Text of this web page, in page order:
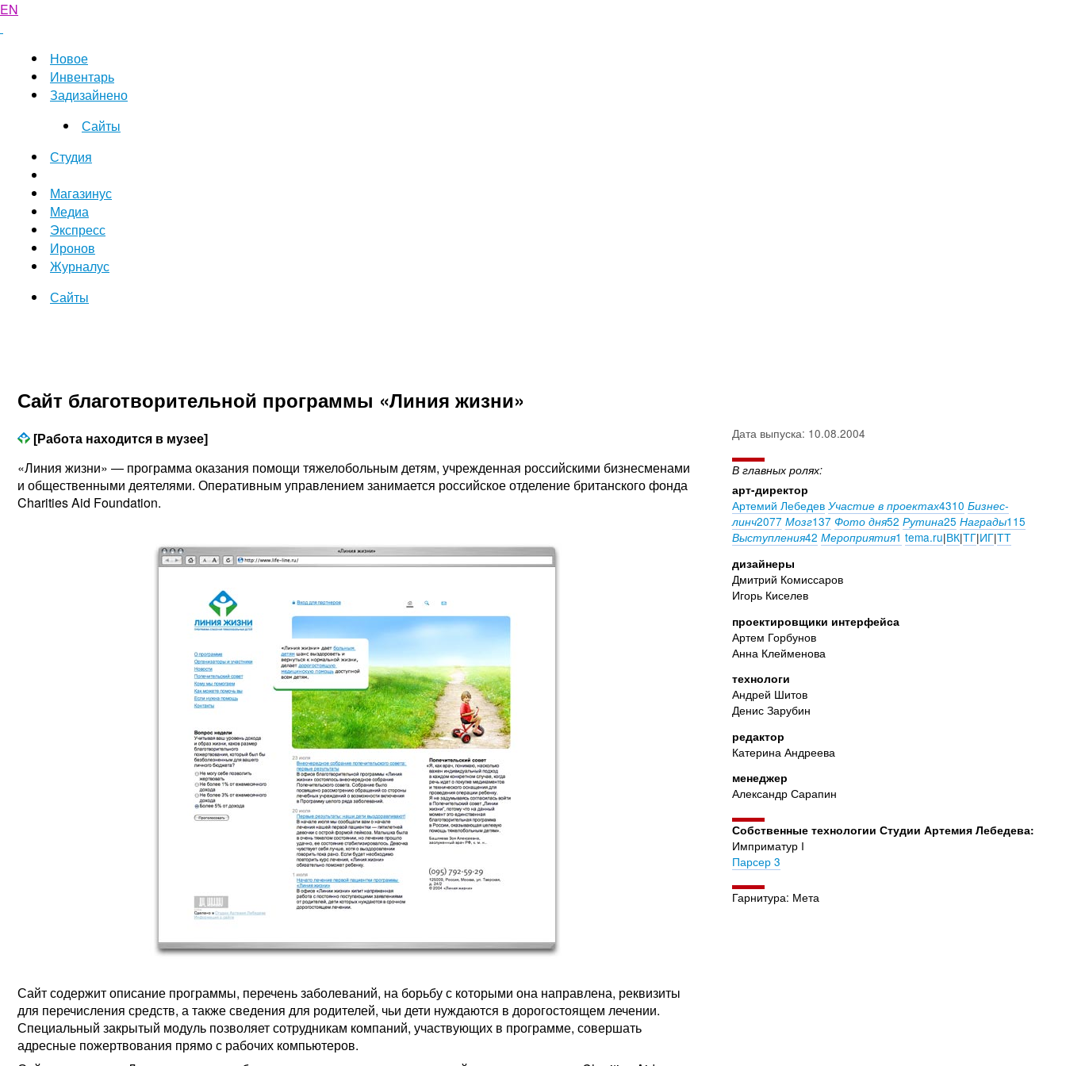
EN
Новое
Инвентарь
Задизайнено
Сайты
Студия
Магазинус
Медиа
Экспресс
Иронов
Журналус
Сайты
Сайт благотворительной программы «Линия жизни»
[Работа находится в музее]
«Линия жизни» — программа оказания помощи тяжелобольным детям, учрежденная российскими бизнесменами
и общественными деятелями. Оперативным управлением занимается российское отделение британского фонда
Charities Aid Foundation.
Сайт содержит описание программы, перечень заболеваний, на борьбу с которыми она направлена, реквизиты
для перечисления средств, а также сведения для родителей, чьи дети нуждаются в дорогостоящем лечении.
Специальный закрытый модуль позволяет сотрудникам компаний, участвующих в программе, совершать
адресные пожертвования прямо с рабочих компьютеров.
Дата выпуска: 10.08.2004
В главных ролях:
арт-директор
Артемий Лебедев Участие в проектах4310 Бизнес-
линч2077 Мозг137 Фото дня52 Рутина25 Награды115
Выступления42 Мероприятия1 tema.ru|ВК|ТГ|ИГ|ТТ
дизайнеры
Дмитрий Комиссаров
Игорь Киселев
проектировщики интерфейса
Артем Горбунов
Анна Клейменова
технологи
Андрей Шитов
Денис Зарубин
редактор
Катерина Андреева
менеджер
Александр Сарапин
Собственные технологии Студии Артемия Лебедева:
Имприматур I
Парсер 3
Гарнитура: Мета